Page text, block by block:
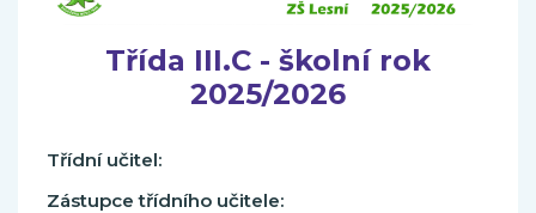
Třída III.C - školní rok
2025/2026
Třídní učitel:
Zástupce třídního učitele: